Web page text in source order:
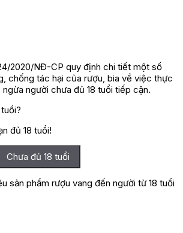
2020/NĐ-CP quy định chi tiết một số
chống tác hại của rượu, bia về việc thực
người chưa đủ 18 tuổi tiếp cận.
đủ 18 tuổi!
Chưa đủ 18 tuổi
sản phẩm rượu vang đến người từ 18 tuổi